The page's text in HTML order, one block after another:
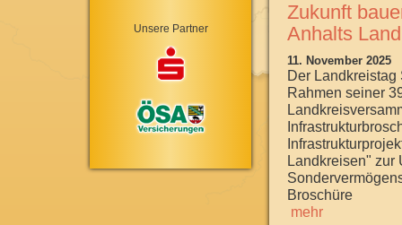
Unsere Partner
Zukunft
Anhalts
11. November 2025
Der Landkreistag
Rahmen seiner
Landkreisen" zur
Broschüre
mehr